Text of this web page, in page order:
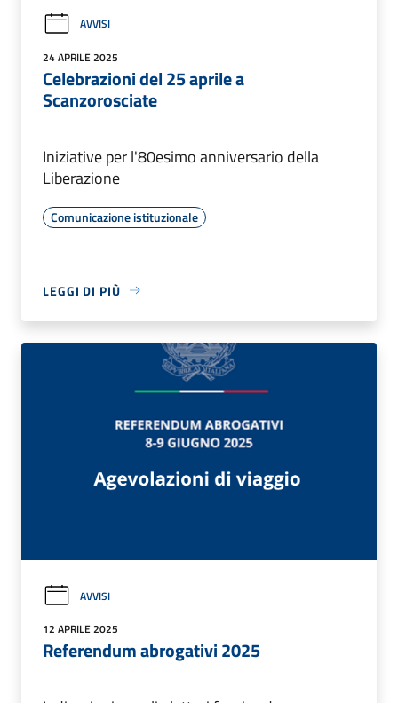
AVVISI
24 APRILE 2025
Celebrazioni del 25 aprile a
Scanzorosciate
Iniziative per l'80esimo anniversario della
Liberazione
Comunicazione istituzionale
LEGGI DI PIÙ
AVVISI
12 APRILE 2025
Referendum abrogativi 2025